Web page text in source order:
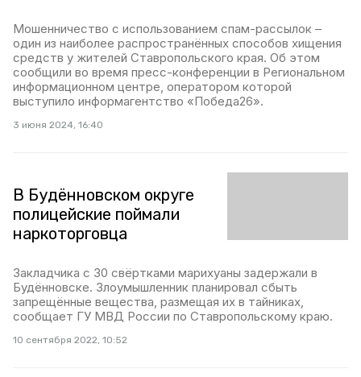
Мошенничество с использованием спам-рассылок –
один из наиболее распространённых способов хищения
средств у жителей Ставропольского края. Об этом
сообщили во время пресс-конференции в Региональном
информационном центре, оператором которой
выступило информагентство «Победа26».
3 июня 2024, 16:40
В Будённовском округе
полицейские поймали
наркоторговца
Закладчика с 30 свёртками марихуаны задержали в
Будённовске. Злоумышленник планировал сбыть
запрещённые вещества, размещая их в тайниках,
сообщает ГУ МВД России по Ставропольскому краю.
10 сентября 2022, 10:52